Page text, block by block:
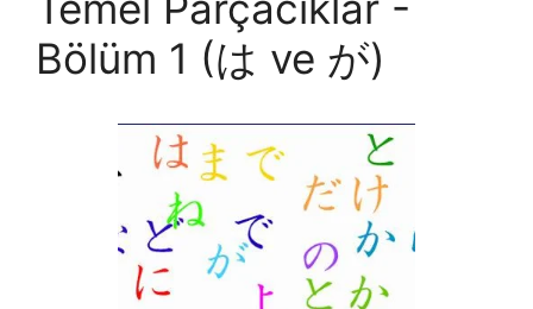
Bölüm 1 (は ve が)